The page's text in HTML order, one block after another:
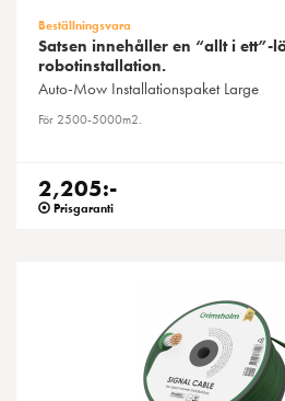
Beställningsvara
Satsen innehåller en “allt i ett”-
robotinstallation.
Auto-Mow Installationspaket Large
För 2500-5000m2.
2,205:-
Prisgaranti